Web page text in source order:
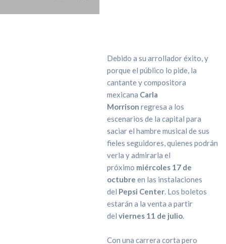
Debido a su arrollador éxito, y
porque el público lo pide, la
cantante y compositora
mexicana Carla
Morrison regresa a los
escenarios de la capital para
saciar el hambre musical de sus
fieles seguidores, quienes podrán
verla y admirarla el
próximo miércoles 17 de
octubre en las instalaciones
del Pepsi Center. Los boletos
estarán a la venta a partir
del viernes 11 de julio.
Con una carrera corta pero